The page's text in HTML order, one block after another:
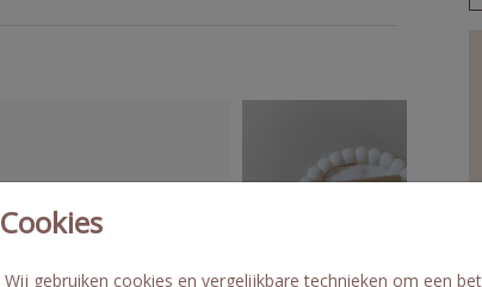
Cookies
Wij gebruiken cookies en vergelijkbare technieken om een